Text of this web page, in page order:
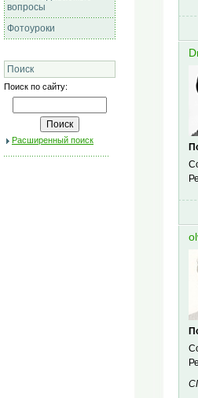
вопросы
Фотоуроки
Поиск
Поиск по сайту:
Расширенный поиск